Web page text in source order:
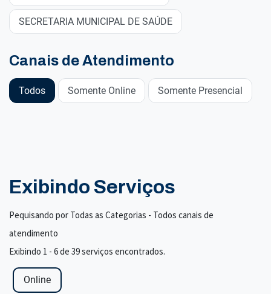
SECRETARIA MUNICIPAL DE SAÚDE
Canais de Atendimento
Todos Somente Online Somente Presencial
Exibindo Serviços
Pequisando por Todas as Categorias - Todos canais de
atendimento
Exibindo 1 - 6 de 39 serviços encontrados.
Online